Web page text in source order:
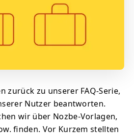
zurück zu unserer FAQ-Serie,
Nutzer beantworten.
wir über Nozbe-Vorlagen,
finden. Vor Kurzem stellten